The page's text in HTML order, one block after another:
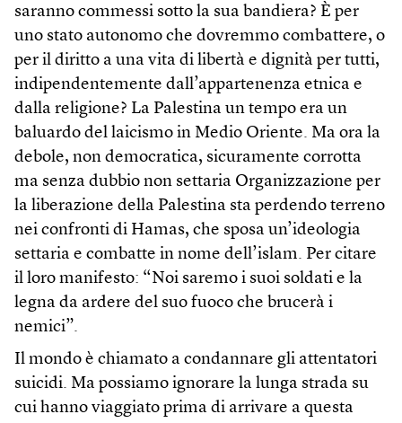
saranno commessi sotto la sua bandiera? È per
uno stato autonomo che dovremmo combattere, o
per il diritto a una vita di libertà e dignità per tutti,
indipendentemente dall’appartenenza etnica e
dalla religione? La Palestina un tempo era un
baluardo del laicismo in Medio Oriente. Ma ora la
debole, non democratica, sicuramente corrotta
ma senza dubbio non settaria Organizzazione per
la liberazione della Palestina sta perdendo terreno
nei confronti di Hamas, che sposa un’ideologia
settaria e combatte in nome dell’islam. Per citare
il loro manifesto: “Noi saremo i suoi soldati e la
legna da ardere del suo fuoco che brucerà i
nemici”.
Il mondo è chiamato a condannare gli attentatori
suicidi. Ma possiamo ignorare la lunga strada su
cui hanno viaggiato prima di arrivare a questa